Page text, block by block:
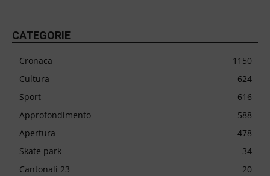
CATEGORIE
Cronaca
1150
Cultura
624
Sport
616
Approfondimento
588
Apertura
478
Skate park
34
Cantonali 23
20